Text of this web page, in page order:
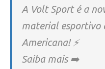
A Volt Sport é a
material esportivo
Americana! ⚡
Saiba mais ➡️